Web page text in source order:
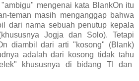
mengenai kata BlankOn itu
teman masih menganggap bahwa
dari nama sebuah penutup kepala
Jogja dan Solo). Tetapi
diambil dari arti "kosong" (Blank)
adalah dari kosong tidak tahu
khususnya di bidang TI dan